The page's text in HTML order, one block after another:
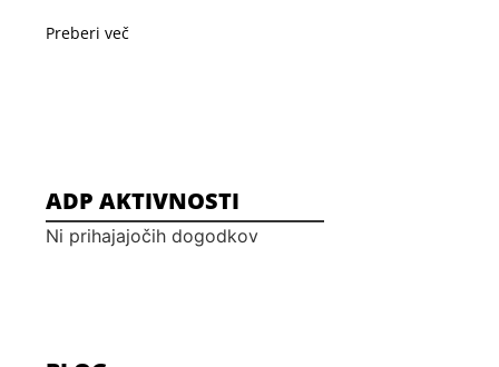
Preberi več
ADP AKTIVNOSTI
Ni prihajajočih dogodkov